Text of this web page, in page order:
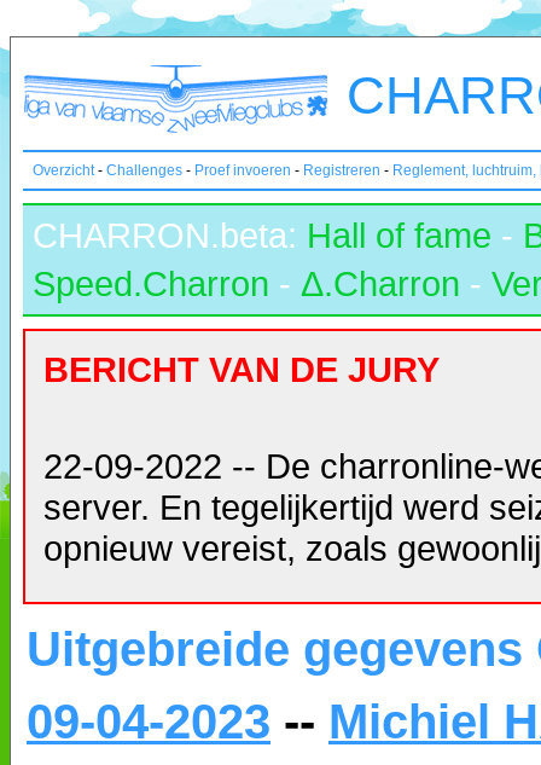
Overzicht- Challenges - Proef invoeren - Registreren - Reglement,
CHARRON.beta: Hall of fame -
Speed.Charron - Δ.Charron -
BERICHT VAN DE JURY
22-09-2022 -- De charronline-
server. En tegelijkertijd werd
opnieuw vereist, zoals
Uitgebreide
09-04-2023 -- Michiel